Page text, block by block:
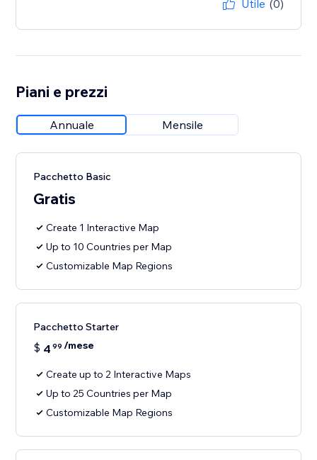
Utile (0)
Piani e prezzi
Annuale Mensile
Pacchetto Basic
Gratis
Create 1 Interactive Map
Up to 10 Countries per Map
Customizable Map Regions
Pacchetto Starter
$ 4 99 /mese
Create up to 2 Interactive Maps
Up to 25 Countries per Map
Customizable Map Regions